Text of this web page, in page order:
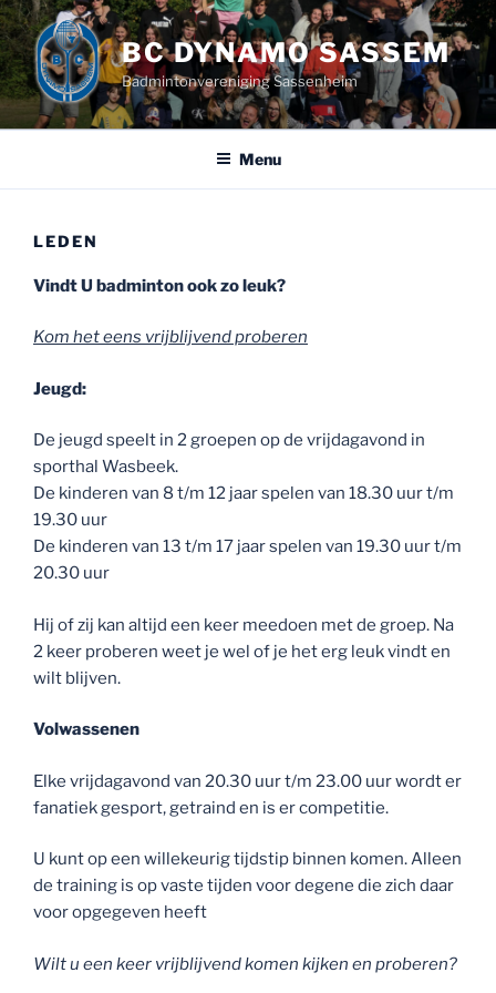
Ga
naar
de
inhoud
BC DYNAMO SASSEM
Badmintonvereniging Sassenheim
Menu
LEDEN
Vindt U badminton ook zo leuk?
Kom het eens vrijblijvend proberen
Jeugd:
De jeugd speelt in 2 groepen op de vrijdagavond in
sporthal Wasbeek.
De kinderen van 8 t/m 12 jaar spelen van 18.30 uur t/m
19.30 uur
De kinderen van 13 t/m 17 jaar spelen van 19.30 uur t/m
20.30 uur
Hij of zij kan altijd een keer meedoen met de groep. Na
2 keer proberen weet je wel of je het erg leuk vindt en
wilt blijven.
Volwassenen
Elke vrijdagavond van 20.30 uur t/m 23.00 uur wordt er
fanatiek gesport, getraind en is er competitie.
U kunt op een willekeurig tijdstip binnen komen. Alleen
de training is op vaste tijden voor degene die zich daar
voor opgegeven heeft
Wilt u een keer vrijblijvend komen kijken en proberen?